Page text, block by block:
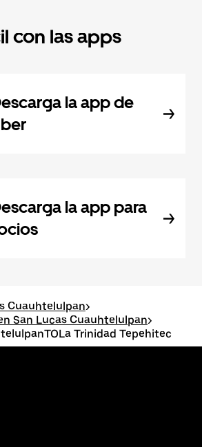
con las apps
la app de
la app para
Cuauhtelulpan>
San Lucas Cuauhtelulpan>
Trinidad Tepehitec